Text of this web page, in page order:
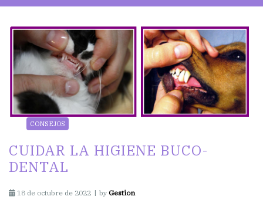
CONSEJOS
CUIDAR LA HIGIENE BUCO-
DENTAL
18 de octubre de 2022 by Gestion